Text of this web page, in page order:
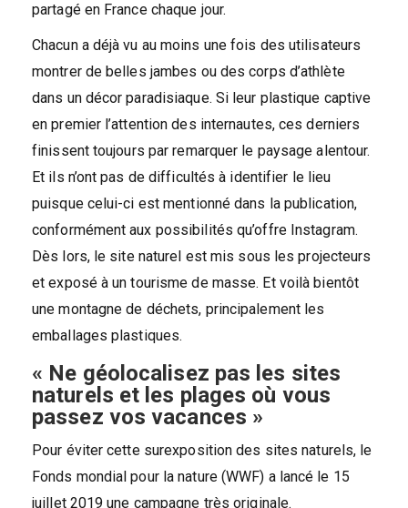
partagé en France chaque jour.
Chacun a déjà vu au moins une fois des utilisateurs
montrer de belles jambes ou des corps d’athlète
dans un décor paradisiaque. Si leur plastique captive
en premier l’attention des internautes, ces derniers
finissent toujours par remarquer le paysage alentour.
Et ils n’ont pas de difficultés à identifier le lieu
puisque celui-ci est mentionné dans la publication,
conformément aux possibilités qu’offre Instagram.
Dès lors, le site naturel est mis sous les projecteurs
et exposé à un tourisme de masse. Et voilà bientôt
une montagne de déchets, principalement les
emballages plastiques.
« Ne géolocalisez pas les sites
naturels et les plages où vous
passez vos vacances »
Pour éviter cette surexposition des sites naturels, le
Fonds mondial pour la nature (WWF) a lancé le 15
juillet 2019 une campagne très originale.